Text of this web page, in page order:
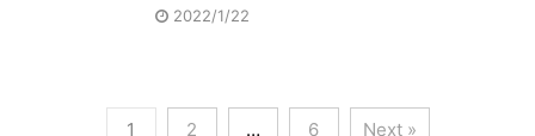
2022/1/22
1 2 … 6 Next »